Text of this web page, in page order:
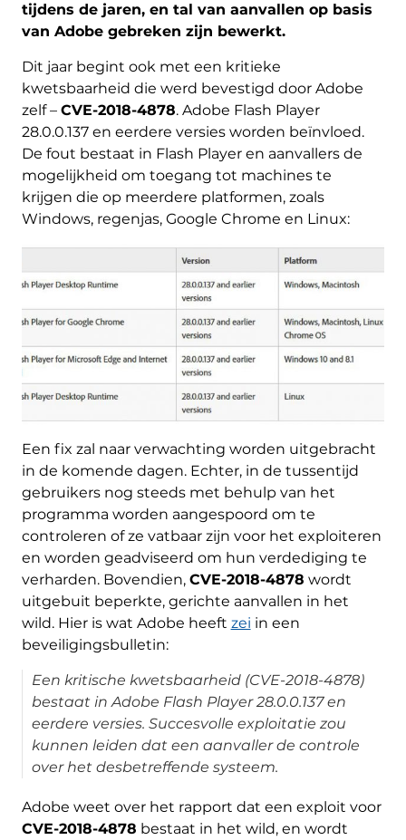
tijdens de jaren, en tal van aanvallen op basis
van Adobe gebreken zijn bewerkt.
Dit jaar begint ook met een kritieke
kwetsbaarheid die werd bevestigd door Adobe
zelf – CVE-2018-4878. Adobe Flash Player
28.0.0.137 en eerdere versies worden beïnvloed.
De fout bestaat in Flash Player en aanvallers de
mogelijkheid om toegang tot machines te
krijgen die op meerdere platformen, zoals
Windows, regenjas, Google Chrome en Linux:
Een fix zal naar verwachting worden uitgebracht
in de komende dagen. Echter, in de tussentijd
gebruikers nog steeds met behulp van het
programma worden aangespoord om te
controleren of ze vatbaar zijn voor het exploiteren
en worden geadviseerd om hun verdediging te
verharden. Bovendien, CVE-2018-4878 wordt
uitgebuit beperkte, gerichte aanvallen in het
wild. Hier is wat Adobe heeft zei in een
beveiligingsbulletin:
Een kritische kwetsbaarheid (CVE-2018-4878)
bestaat in Adobe Flash Player 28.0.0.137 en
eerdere versies. Succesvolle exploitatie zou
kunnen leiden dat een aanvaller de controle
over het desbetreffende systeem.
Adobe weet over het rapport dat een exploit voor
CVE-2018-4878 bestaat in het wild, en wordt